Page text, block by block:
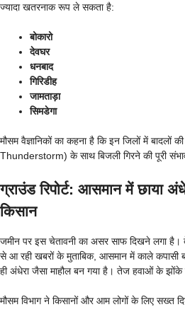
ज्यादा खतरनाक रूप ले सकता है:
बोकारो
देवघर
धनबाद
गिरिडीह
जामताड़ा
सिमडेगा
मौसम वैज्ञानिकों का कहना है कि इन जिलों में बादलों
Thunderstorm) के साथ बिजली गिरने की पूरी
ग्राउंड रिपोर्ट: आसमान में छाया
किसान
जमीन पर इस चेतावनी का असर साफ दिखने लगा है।
से आ रही खबरों के मुताबिक, आसमान में काले कपासी
ही अंधेरा जैसा माहौल बन गया है। तेज हवाओं के
मौसम विभाग ने किसानों और आम लोगों के लिए सख्त